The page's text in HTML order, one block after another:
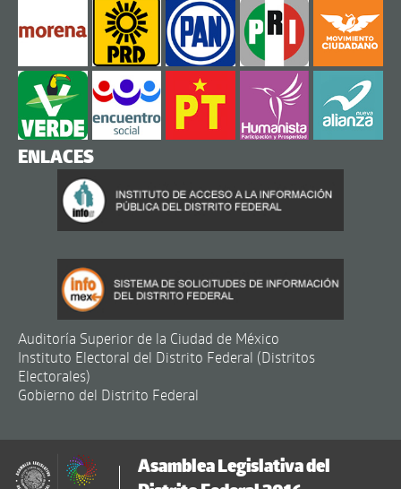
ENLACES
Auditoría Superior de la Ciudad de México
Instituto Electoral del Distrito Federal (Distritos
Electorales)
Gobierno del Distrito Federal
Asamblea Legislativa del